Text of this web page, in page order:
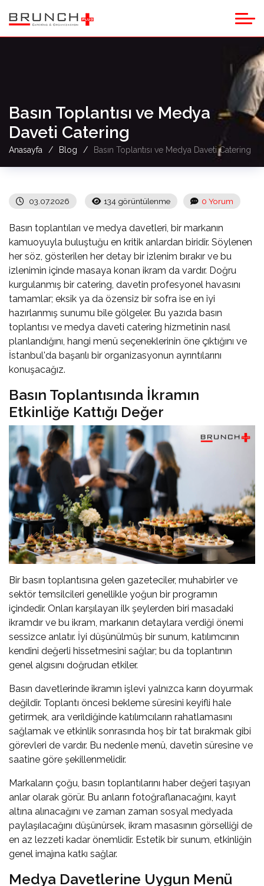
Basın Toplantısı ve Medya
Daveti Catering
Anasayfa Blog Basın Toplantısı ve Medya Daveti Catering
03.07.2026 134 görüntülenme 0 Yorum
Basın toplantıları ve medya davetleri, bir markanın
kamuoyuyla buluştuğu en kritik anlardan biridir. Söylenen
her söz, gösterilen her detay bir izlenim bırakır ve bu
izlenimin içinde masaya konan ikram da vardır. Doğru
kurgulanmış bir catering, davetin profesyonel havasını
tamamlar; eksik ya da özensiz bir sofra ise en iyi
hazırlanmış sunumu bile gölgeler. Bu yazıda basın
toplantısı ve medya daveti catering hizmetinin nasıl
planlandığını, hangi menü seçeneklerinin öne çıktığını ve
İstanbul'da başarılı bir organizasyonun ayrıntılarını
konuşacağız.
Basın Toplantısında İkramın
Etkinliğe Kattığı Değer
Bir basın toplantısına gelen gazeteciler, muhabirler ve
sektör temsilcileri genellikle yoğun bir programın
içindedir. Onları karşılayan ilk şeylerden biri masadaki
ikramdır ve bu ikram, markanın detaylara verdiği önemi
sessizce anlatır. İyi düşünülmüş bir sunum, katılımcının
kendini değerli hissetmesini sağlar; bu da toplantının
genel algısını doğrudan etkiler.
Basın davetlerinde ikramın işlevi yalnızca karın doyurmak
değildir. Toplantı öncesi bekleme süresini keyifli hale
getirmek, ara verildiğinde katılımcıların rahatlamasını
sağlamak ve etkinlik sonrasında hoş bir tat bırakmak gibi
görevleri de vardır. Bu nedenle menü, davetin süresine ve
saatine göre şekillenmelidir.
Markaların çoğu, basın toplantılarını haber değeri taşıyan
anlar olarak görür. Bu anların fotoğraflanacağını, kayıt
altına alınacağını ve zaman zaman sosyal medyada
paylaşılacağını düşünürsek, ikram masasının görselliği de
en az lezzeti kadar önemlidir. Estetik bir sunum, etkinliğin
genel imajına katkı sağlar.
Medya Davetlerine Uygun Menü